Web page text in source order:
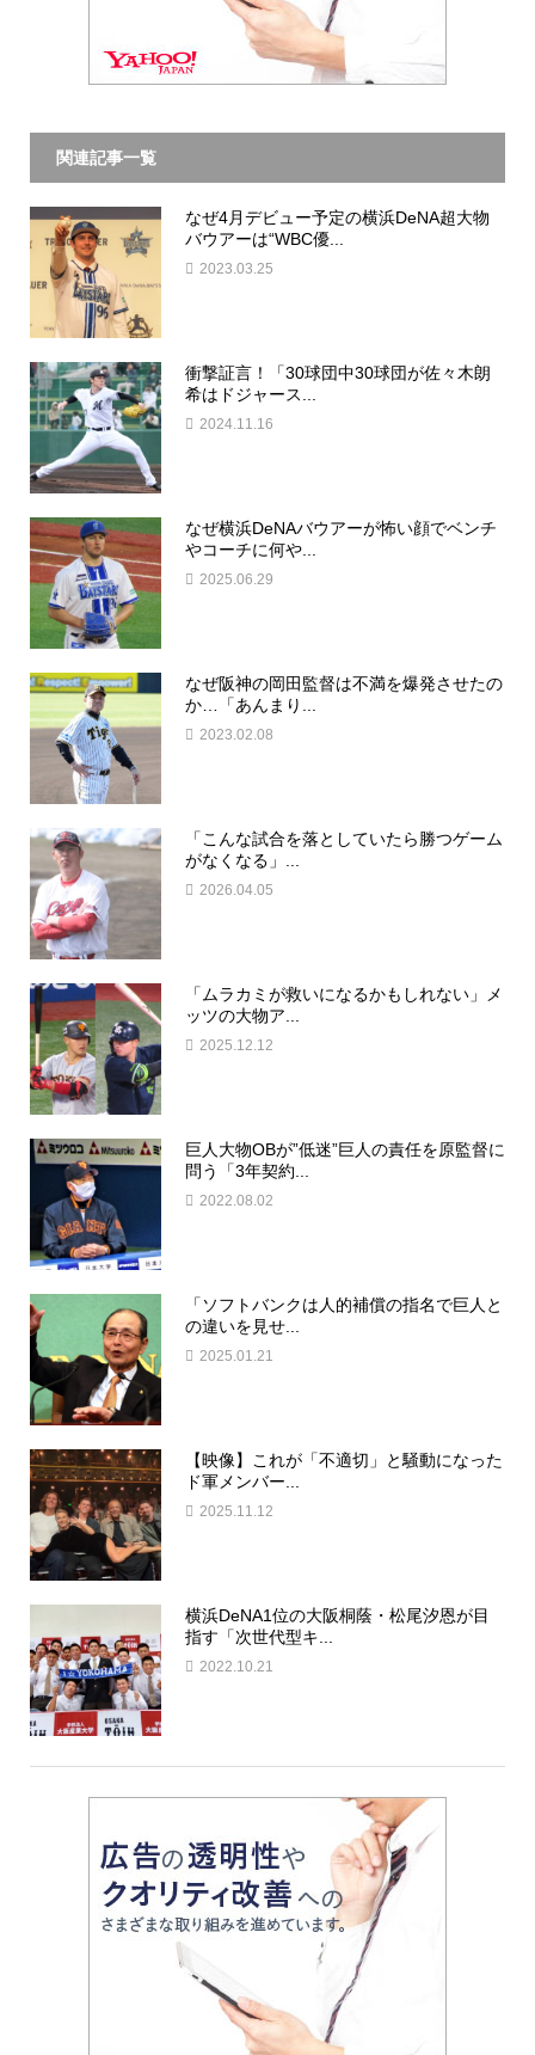
関連記事一覧
なぜ4月デビュー予定の横浜DeNA超大物
バウアーは“WBC優...
2023.03.25
衝撃証言！「30球団中30球団が佐々木朗
希はドジャース...
2024.11.16
なぜ横浜DeNAバウアーが怖い顔でベンチ
やコーチに何や...
2025.06.29
なぜ阪神の岡田監督は不満を爆発させたの
か…「あんまり...
2023.02.08
「こんな試合を落としていたら勝つゲーム
がなくなる」...
2026.04.05
「ムラカミが救いになるかもしれない」メ
ッツの大物ア...
2025.12.12
巨人大物OBが”低迷”巨人の責任を原監督に
問う「3年契約...
2022.08.02
「ソフトバンクは人的補償の指名で巨人と
の違いを見せ...
2025.01.21
【映像】これが「不適切」と騒動になった
ド軍メンバー...
2025.11.12
横浜DeNA1位の大阪桐蔭・松尾汐恩が目
指す「次世代型キ...
2022.10.21